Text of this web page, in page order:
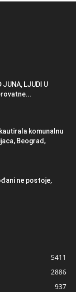
JUNA, LJUDI U
komunalnu
Beograd,
ne postoje,
5411
2886
937